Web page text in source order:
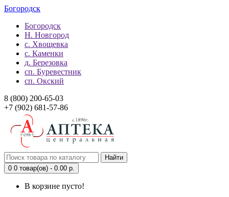
Богородск
Богородск
Н. Новгород
с. Хвощевка
с. Каменки
д. Березовка
сп. Буревестник
сп. Окский
8 (800) 200-65-03
+7 (902) 681-57-86
Найти
0 0 товар(ов) - 0.00 р.
В корзине пусто!